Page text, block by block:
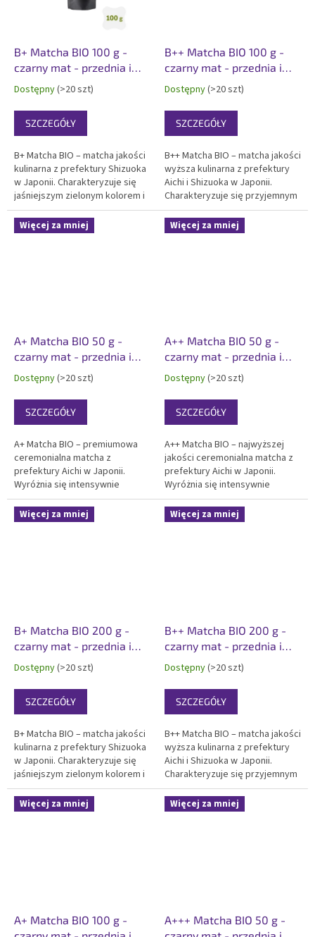
B+ Matcha BIO 100 g -
czarny mat - przednia i
tylna etykieta
Dostępny(>20 szt)
SZCZEGÓŁY
B+ Matcha BIO – matcha jakości
kulinarna z prefektury Shizuoka
w Japonii. Charakteryzuje się
jaśniejszym zielonym kolorem i
wyraźniejsza gorycz smakiem.
Certyfikowana organiczna, dla
producentów żywności z
B++ Matcha BIO 100 g -
czarny mat - przednia i
tylna etykieta
Dostępny(>20 szt)
SZCZEGÓŁY
B++ Matcha BIO – matcha jakości
wyższa kulinarna z prefektury
Aichi i Shizuoka w Japonii.
Charakteryzuje się przyjemnym
zielonym kolorem i delikatna z
nutą goryczki smakiem.
Certyfikowana organiczna,
Więcej za mniej
A+ Matcha BIO 50 g -
czarny mat - przednia i
tylna etykieta
Dostępny(>20 szt)
SZCZEGÓŁY
A+ Matcha BIO – premiumowa
ceremonialna matcha z
prefektury Aichi w Japonii.
Wyróżnia się intensywnie
zielonym kolorem, delikatna
smakiem i wyjątkową
kremowością. Certyfikowana
Więcej za mniej
A++ Matcha BIO 50 g -
czarny mat - przednia i
tylna etykieta
Dostępny(>20 szt)
SZCZEGÓŁY
A++ Matcha BIO – najwyższej
jakości ceremonialna matcha z
prefektury Aichi w Japonii.
Wyróżnia się intensywnie
zielonym kolorem, delikatna
smakiem i wyjątkową
kremowością. Certyfikowana
Więcej za mniej
B+ Matcha BIO 200 g -
czarny mat - przednia i
tylna etykieta
Dostępny(>20 szt)
SZCZEGÓŁY
B+ Matcha BIO – matcha jakości
kulinarna z prefektury Shizuoka
w Japonii. Charakteryzuje się
jaśniejszym zielonym kolorem i
wyraźniejsza gorycz smakiem.
Certyfikowana organiczna, dla
producentów żywności z
Więcej za mniej
B++ Matcha BIO 200 g -
czarny mat - przednia i
tylna etykieta
Dostępny(>20 szt)
SZCZEGÓŁY
B++ Matcha BIO – matcha jakości
wyższa kulinarna z prefektury
Aichi i Shizuoka w Japonii.
Charakteryzuje się przyjemnym
zielonym kolorem i delikatna z
nutą goryczki smakiem.
Certyfikowana organiczna,
Więcej za mniej
A+ Matcha BIO 100 g -
Więcej za mniej
A+++ Matcha BIO 50 g -